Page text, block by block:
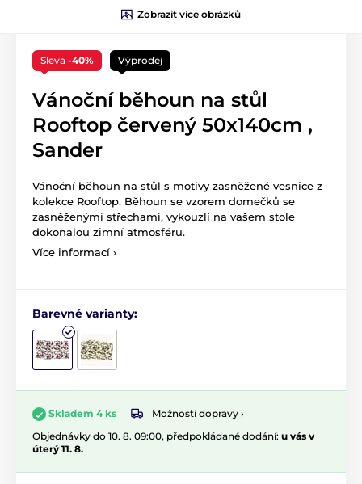
Zobrazit více obrázků
Sleva -40% Výprodej
Vánoční běhoun na stůl
Rooftop červený 50x140cm ,
Sander
Vánoční běhoun na stůl s motivy zasněžené vesnice z
kolekce Rooftop. Běhoun se vzorem domečků se
zasněženými střechami, vykouzlí na vašem stole
dokonalou zimní atmosféru.
Více informací ›
Barevné varianty:
Skladem 4 ks
Možnosti dopravy ›
Objednávky do 10. 8. 09:00, předpokládané dodání: u vás v
úterý 11. 8.